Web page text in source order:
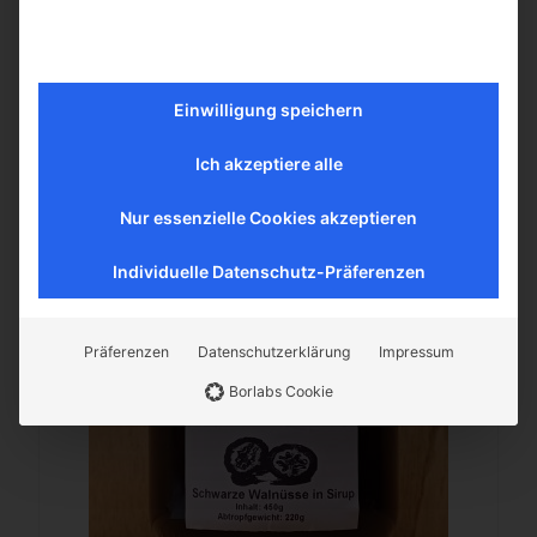
Einwilligung speichern
Ich akzeptiere alle
Nur essenzielle Cookies akzeptieren
Individuelle Datenschutz-Präferenzen
Präferenzen Datenschutzerklärung Impressum
Borlabs Cookie